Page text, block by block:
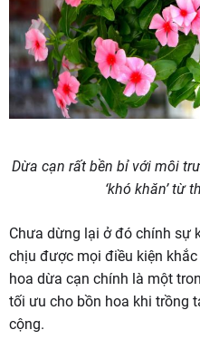
Dừa cạn rất bền bỉ với môi
‘khó khăn’ từ
Chưa dừng lại ở đó chính sự
chịu được mọi điều kiện
hoa dừa cạn chính là một
tối ưu cho bồn hoa khi trồng
cộng.